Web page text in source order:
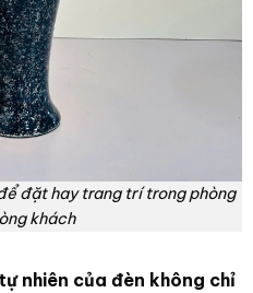
đặt hay trang trí trong phòng
khách
nhiên của đèn không chỉ